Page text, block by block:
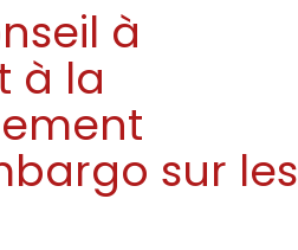
à
à la
sur les